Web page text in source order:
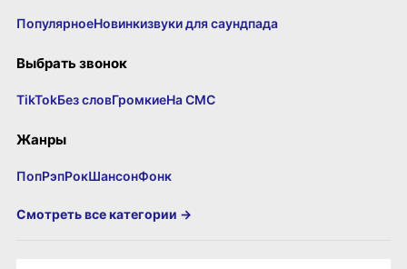
ПопулярноеНовинкизвуки для саундпада
Выбрать звонок
TikTokБез словГромкиеНа СМС
Жанры
ПопРэпРокШансонФонк
Смотреть все категории →